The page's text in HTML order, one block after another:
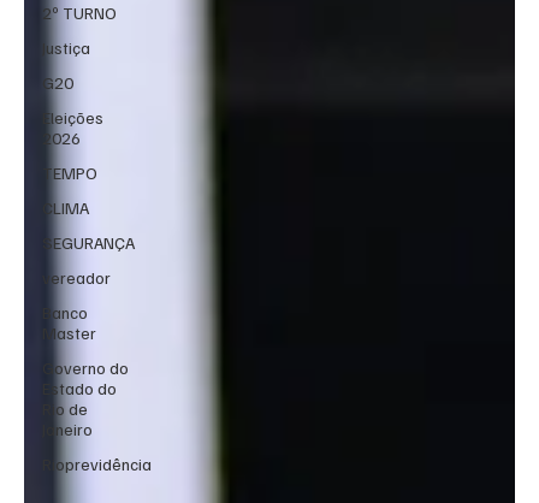
2º TURNO
Justiça
G20
Eleições
2026
TEMPO
CLIMA
SEGURANÇA
vereador
Banco
Master
Governo do
Estado do
Rio de
Janeiro
Rioprevidência